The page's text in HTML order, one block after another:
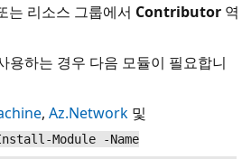
는 리소스 그룹에서 Contributor 역
하는 경우 다음 모듈이 필요합니
, Az.Network 및
Module -Name